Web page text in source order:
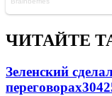
ЧИТАЙТЕ
Зеленский
переговорах